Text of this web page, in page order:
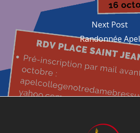
Next Post
Randonnée Apel